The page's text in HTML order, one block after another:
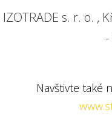
IZOTRADE s. r. o. ,
-
Navštivte také